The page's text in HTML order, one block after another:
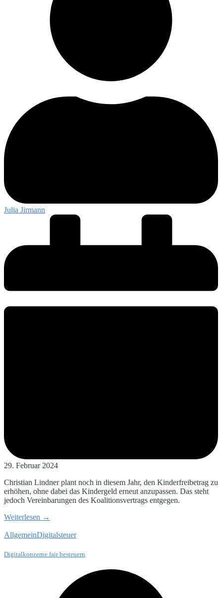
Julia Jirmann
29. Februar 2024
Christian Lindner plant noch in diesem Jahr, den Kinderfreibetrag zu
erhöhen, ohne dabei das Kindergeld erneut anzupassen. Das steht
jedoch Vereinbarungen des Koalitionsvertrags entgegen.
Weiterlesen →
AllgemeinDigitalsteuer
Digitalkonzerne fair besteuern